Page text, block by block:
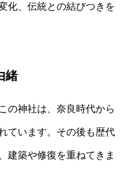
化、伝統との結びつきを
緒
の神社は、奈良時代から
ています。その後も歴代
建築や修復を重ねてきま